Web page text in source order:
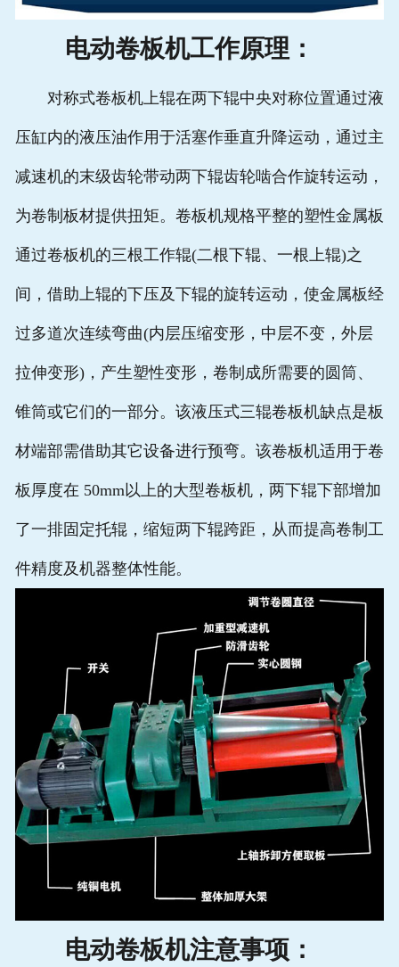
电动卷板机工作原理：
对称式卷板机上辊在两下辊中央对称位置通过液
压缸内的液压油作用于活塞作垂直升降运动，通过主
减速机的末级齿轮带动两下辊齿轮啮合作旋转运动，
为卷制板材提供扭矩。卷板机规格平整的塑性金属板
通过卷板机的三根工作辊(二根下辊、一根上辊)之
间，借助上辊的下压及下辊的旋转运动，使金属板经
过多道次连续弯曲(内层压缩变形，中层不变，外层
拉伸变形)，产生塑性变形，卷制成所需要的圆筒、
锥筒或它们的一部分。该液压式三辊卷板机缺点是板
材端部需借助其它设备进行预弯。该卷板机适用于卷
板厚度在 50mm以上的大型卷板机，两下辊下部增加
了一排固定托辊，缩短两下辊跨距，从而提高卷制工
件精度及机器整体性能。
电动卷板机注意事项：